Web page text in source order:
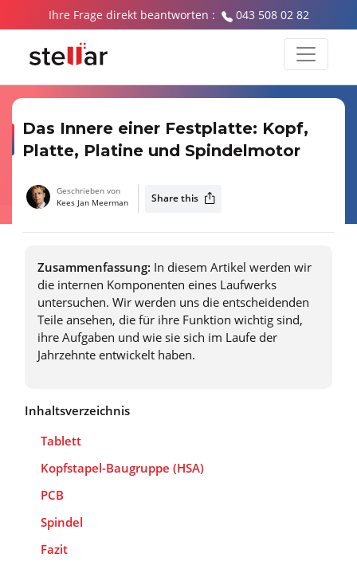
Ihre Frage direkt beantworten : 043 508 02 82
Das Innere einer Festplatte: Kopf,
Platte, Platine und Spindelmotor
Geschrieben von
Kees Jan Meerman
Share this
Zusammenfassung: In diesem Artikel werden wir
die internen Komponenten eines Laufwerks
untersuchen. Wir werden uns die entscheidenden
Teile ansehen, die für ihre Funktion wichtig sind,
ihre Aufgaben und wie sie sich im Laufe der
Jahrzehnte entwickelt haben.
Inhaltsverzeichnis
Tablett
Kopfstapel-Baugruppe (HSA)
PCB
Spindel
Fazit